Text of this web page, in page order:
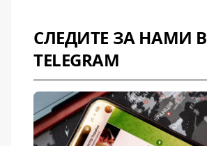
СЛЕДИТЕ ЗА НАМИ В
TELEGRAM